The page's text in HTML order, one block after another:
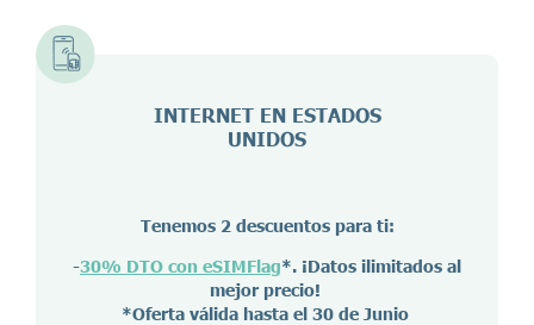
INTERNET EN ESTADOS
UNIDOS
Tenemos 2 descuentos para ti:
-30% DTO con eSIMFlag*. ¡Datos ilimitados al
mejor precio!
*Oferta válida hasta el 30 de Junio